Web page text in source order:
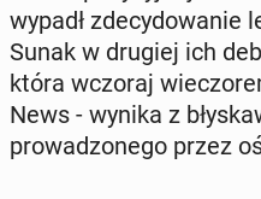
wypadł zde­cy­do­wa­nie
Sunak w drugiej ich
która wczoraj
News - wynika z
pro­wa­dzo­ne­go przez